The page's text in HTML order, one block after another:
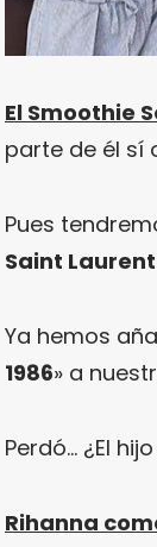
El Smoothie
parte de él sí
Pues
Saint Laurent
Ya hemos
1986» a
Perdó… ¿El
Rihanna